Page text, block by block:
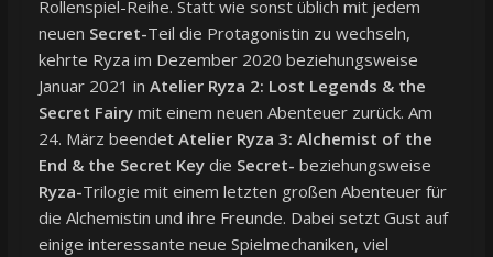
Rollenspiel-Reihe. Statt wie sonst üblich mit jedem
neuen Secret-Teil die Protagonistin zu wechseln,
kehrte Ryza im Dezember 2020 beziehungsweise
Januar 2021 in Atelier Ryza 2: Lost Legends & the
Secret Fairymit einem neuen Abenteuer zurück. Am
24. März beendet Atelier Ryza 3: Alchemist of the
End & the Secret Keydie Secret- beziehungsweise
Ryza-Trilogie mit einem letzten großen Abenteuer für
die Alchemistin und ihre Freunde. Dabei setzt Gust auf
einige interessante neue Spielmechaniken, viel